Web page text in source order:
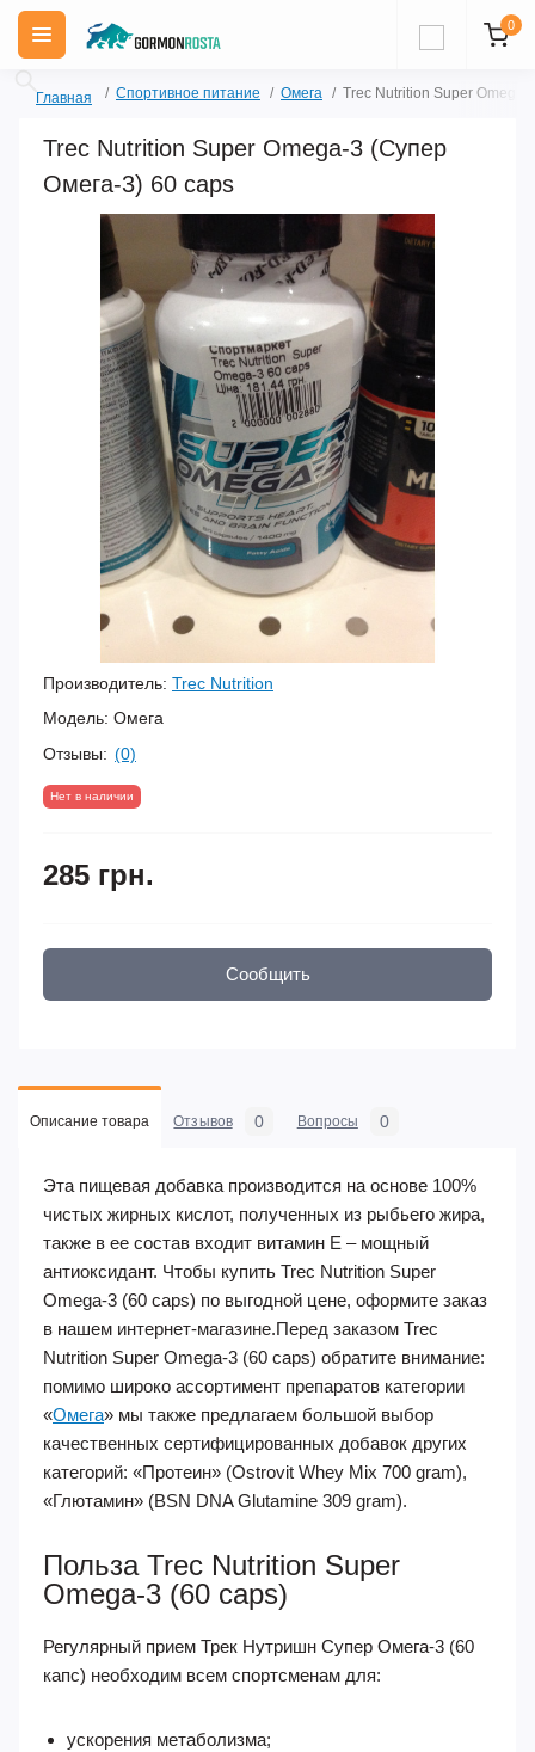
0
Главная Спортивное питание Омега Trec Nutrition Super
Trec Nutrition Super Omega-3 (Супер
Омега-3) 60 caps
Производитель: Trec Nutrition
Модель: Омега
Отзывы: (0)
Нет в наличии
285 грн.
Сообщить
Описание товара Отзывов 0 Вопросы 0
Эта пищевая добавка производится на основе 100%
чистых жирных кислот, полученных из рыбьего жира,
также в ее состав входит витамин Е – мощный
антиоксидант. Чтобы купить Trec Nutrition Super
Omega-3 (60 caps) по выгодной цене, оформите заказ
в нашем интернет-магазине.Перед заказом Trec
Nutrition Super Omega-3 (60 caps) обратите внимание:
помимо широко ассортимент препаратов категории
«Омега» мы также предлагаем большой выбор
качественных сертифицированных добавок других
категорий: «Протеин» (Ostrovit Whey Mix 700 gram),
«Глютамин» (BSN DNA Glutamine 309 gram).
Польза Trec Nutrition Super
Omega-3 (60 caps)
Регулярный прием Трек Нутришн Супер Омега-3 (60
капс) необходим всем спортсменам для:
ускорения метаболизма;